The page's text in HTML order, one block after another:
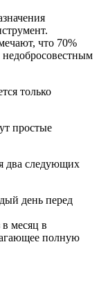
что 70%
недобросовестным
только
простые
два следующих
день перед
месяц в
полную